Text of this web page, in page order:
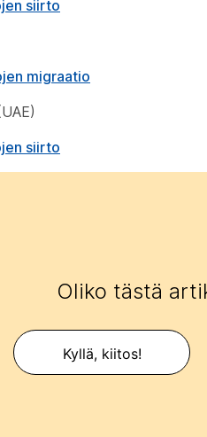
siirto
migraatio
siirto
Oliko tästä
Kyllä, kiitos!